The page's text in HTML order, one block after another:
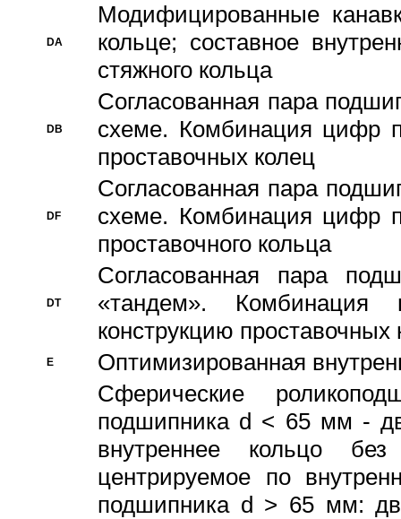
DA
Модифицированные
кольце; составное
стяжного кольца
DB
Согласованная пара
схеме. Комбинация цифр
проставочных колец
DF
Согласованная пара
схеме. Комбинация цифр
проставочного кольца
DT
Согласованная пара
«тандем».
конструкцию проставочных
E
Оптимизированная
Сферические
подшипника d < 65 мм -
внутреннее кольцо
центрируемое по
подшипника d > 65 мм: